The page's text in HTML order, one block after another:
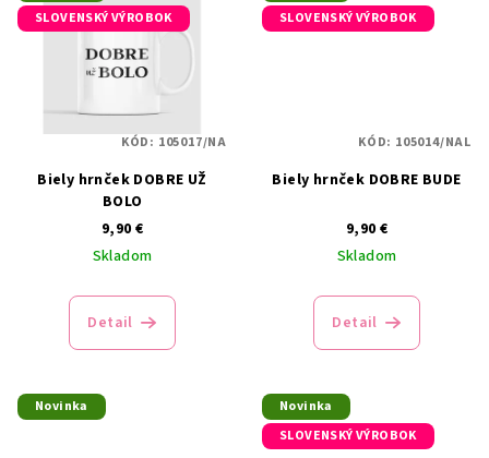
SLOVENSKÝ VÝROBOK
Biely hrnček DOBRE UŽ
BOLO
9,90 €
Skladom
Detail
KÓD: 105017/NA
SLOVENSKÝ VÝROBOK
Biely hrnček DOBRE BUDE
9,90 €
Skladom
Detail
KÓD: 105014/NAL
Novinka
Novinka
SLOVENSKÝ VÝROBOK